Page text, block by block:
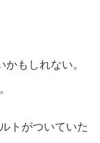
もしれない。
トがついていた